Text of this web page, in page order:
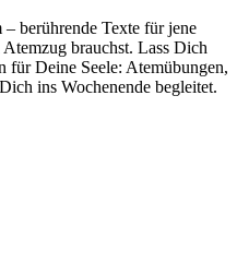
– berührende Texte für jene
brauchst. Lass Dich
für Deine Seele: Atemübungen,
ins Wochenende begleitet.